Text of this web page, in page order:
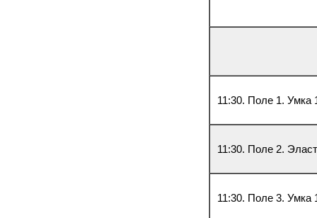
11:30. Поле 1. Умка
11:30. Поле 2.
11:30. Поле 3. Умка